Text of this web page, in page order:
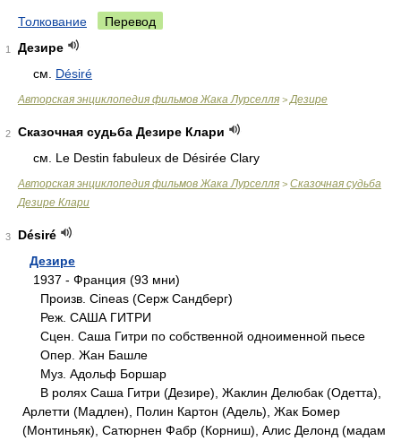
Толкование Перевод
1
Дезире
см. Désiré
Авторская энциклопедия фильмов Жака Лурселля > Дезире
2
Сказочная судьба Дезире Клари
см. Le Destin fabuleux de Désirée Clary
Авторская энциклопедия фильмов Жака Лурселля > Сказочная судьба
Дезире Клари
3
Désiré
Дезире
1937 - Франция (93 мни)
Произв. Cineas (Серж Сандберг)
Реж. САША ГИТРИ
Сцен. Саша Гитри по собственной одноименной пьесе
Опер. Жан Башле
Муз. Адольф Боршар
В ролях Саша Гитри (Дезире), Жаклин Делюбак (Одетта),
Арлетти (Мадлен), Полин Картон (Адель), Жак Бомер
(Монтиньяк), Сатюрнен Фабр (Корниш), Алис Делонд (мадам